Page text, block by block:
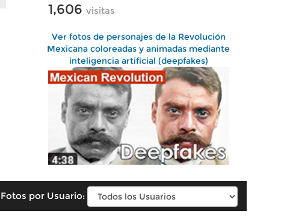
1,606 visitas
Ver fotos de personajes de la Revolución
Mexicana coloreadas y animadas mediante
inteligencia artificial (deepfakes)
Fotos por Usuario: